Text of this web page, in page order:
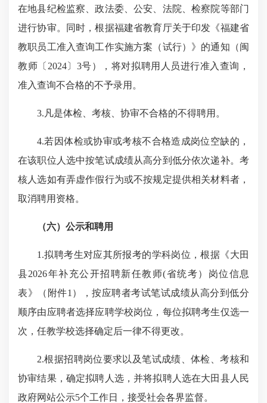
在地县纪检监察、政法委、公安、法院、检察院等部门
进行协审。
同时，根据福建省教育厅关于印发《福建省
教职员工准入查询工作实施方案（试行）》的通知（闽
教师〔 2024〕 3号），将对拟聘用人员进行准入查询，
准入查询不合格的不予录用。
3. 凡是体检 、考核、协审不合格的不得聘用。
4.若因体检或协审或考核不合格造成岗位空缺的，
在该职位人选中按笔试成绩从高分到低分依次递补。考
核人选如有弄虚作假行为或不按规定提供相关材料者，
取消聘用资格。
（六） 公示和聘用
1.拟聘考生对应其所报考的学科岗位，根据《大田
县2026年补充公开招聘新任教师(省统考）岗位信息
表》（附件1 ），按应聘者考试笔试成绩从高分到低分
顺序由应聘者选择应聘学校岗位， 每位拟聘考生仅选一
次，任教学校选择确定后一律不得更改。
2.根据招聘岗位要求以及笔试成绩、体检、考核和
协审结果，确定拟聘人选，并将拟聘人选在大田县人民
政府网站公示5个工作日，接受社会各界监督。